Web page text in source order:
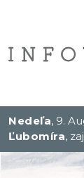
Nedeľa, 9.
Ľubomíra,